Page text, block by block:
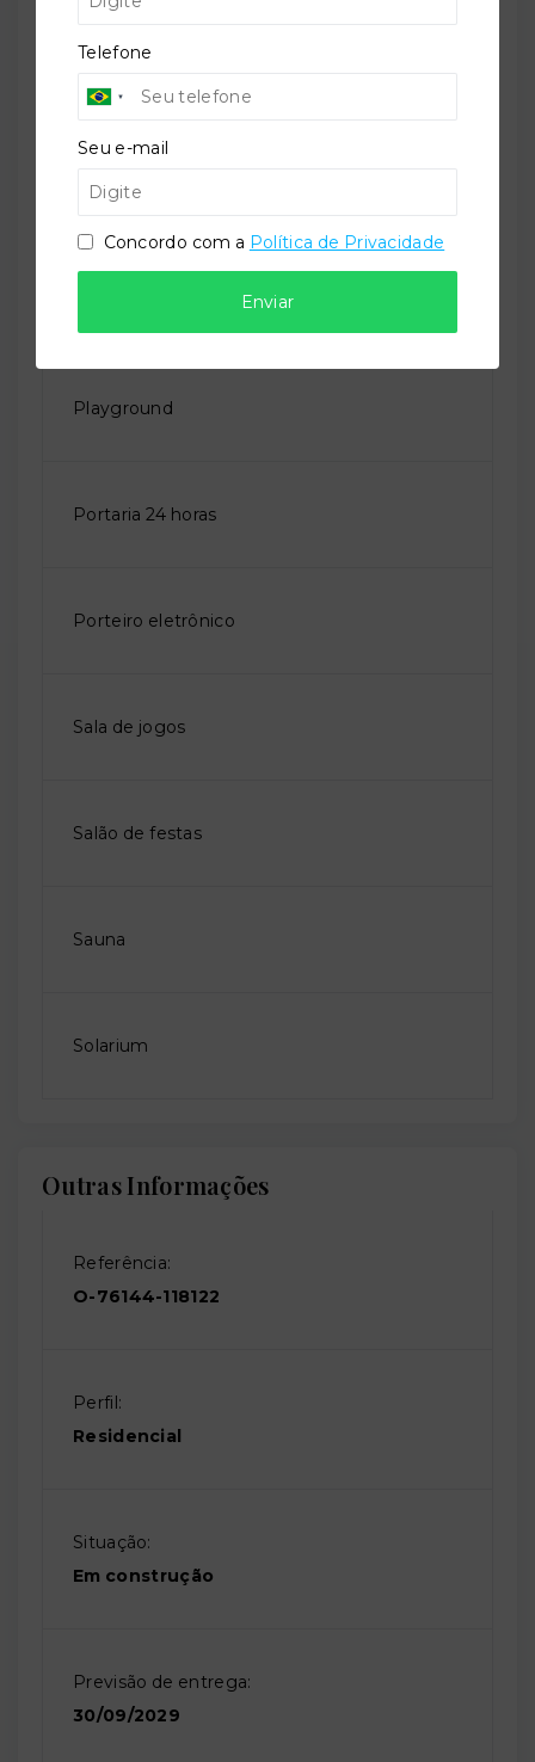
Gerador elétrico
Permite animais
Playground
Portaria 24 horas
Porteiro eletrônico
Sala de jogos
Salão de festas
Sauna
Solarium
Outras Informações
Referência:
O-76144-118122
Perfil:
Residencial
Situação:
Em construção
Previsão de entrega:
30/09/2029
Telefone
Seu e-mail
Concordo com a Política de Privacidade
Enviar